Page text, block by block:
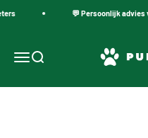
💬 Persoonlijk advies
Navigatiemenu openen
Zoeken openen